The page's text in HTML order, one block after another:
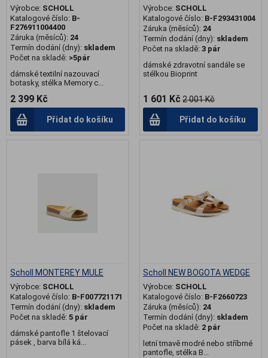
Výrobce: SCHOLL
Katalogové číslo: B-
F276911004400
Záruka (měsíců): 24
Termín dodání (dny): skladem
Počet na skladě: >5pár
dámské textilní nazouvací
botasky, stélka Memory c...
2 399 Kč
Přidat do košíku
Výrobce: SCHOLL
Katalogové číslo: B-F293431004
Záruka (měsíců): 24
Termín dodání (dny): skladem
Počet na skladě: 3 pár
dámské zdravotní sandále se
stélkou Bioprint
1 601 Kč 2 001 Kč
Přidat do košíku
Scholl MONTEREY MULE
Výrobce: SCHOLL
Katalogové číslo: B-F007721171
Termín dodání (dny): skladem
Počet na skladě: 5 pár
dámské pantofle 1 štelovací
pásek , barva bílá ká...
Scholl NEW BOGOTA WEDGE
Výrobce: SCHOLL
Katalogové číslo: B-F2660723
Záruka (měsíců): 24
Termín dodání (dny): skladem
Počet na skladě: 2 pár
letní tmavě modré nebo stříbrné
pantofle, stélka B...